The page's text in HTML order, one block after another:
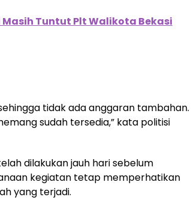
Masih Tuntut Plt Walikota Bekasi
tidak ada anggaran tambahan.
sudah tersedia,” kata politisi
dilakukan jauh hari sebelum
kegiatan tetap memperhatikan
yang terjadi.